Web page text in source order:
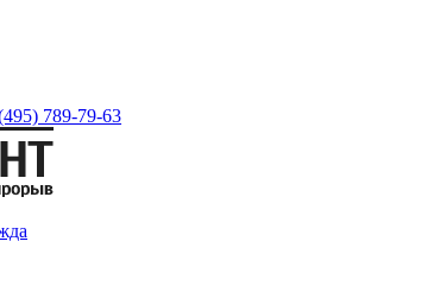
789-79-63